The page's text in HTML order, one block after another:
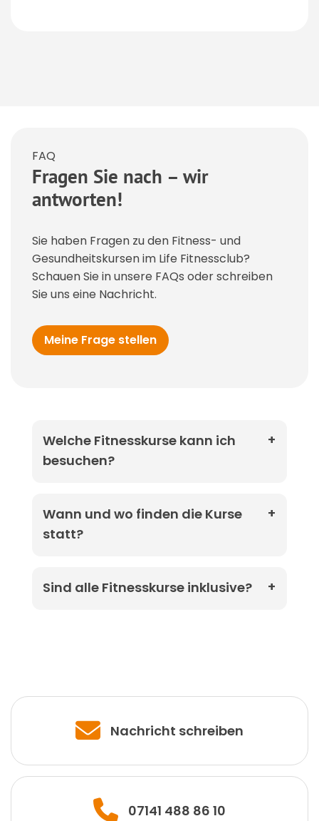
Fragen Sie nach – wir
antworten!
FAQ
Sie haben Fragen zu den Fitness- und
Gesundheitskursen im Life Fitnessclub?
Schauen Sie in unsere FAQs oder schreiben
Sie uns eine Nachricht.
Meine Frage stellen
Welche Fitnesskurse kann ich
besuchen?
Wann und wo finden die Kurse
statt?
Sind alle Fitnesskurse inklusive?
Nachricht schreiben
07141 488 86 10